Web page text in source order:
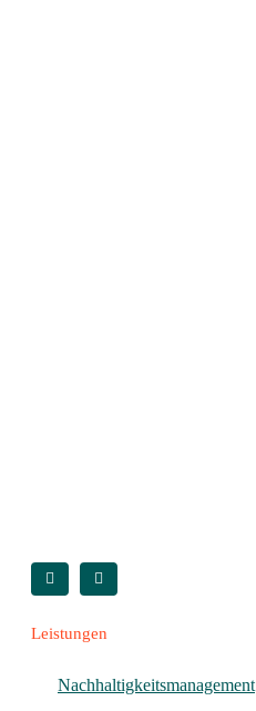
Leistungen
Nachhaltigkeitsmanagement